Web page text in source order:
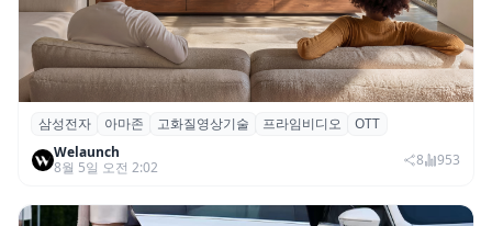
삼성전자·아마존, 프라임 비디오에 ‘HDR10+
어드밴스드’ 적용
삼성전자 아마존 고화질영상기술 프라임비디오
OTT
Welaunch
8월 5일 오전 2:02
8 953